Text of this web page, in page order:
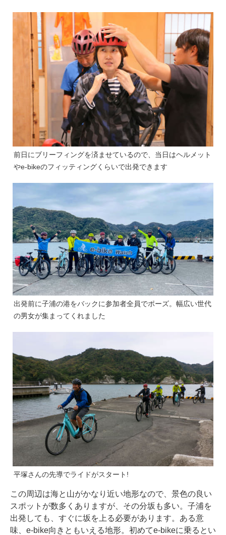
前日にブリーフィングを済ませているので、当日はヘルメット
やe-bikeのフィッティングくらいで出発できます
出発前に子浦の港をバックに参加者全員でポーズ。幅広い世代
の男女が集まってくれました
平塚さんの先導でライドがスタート!
この周辺は海と山がかなり近い地形なので、景色の良い
スポットが数多くありますが、その分坂も多い。子浦を
出発しても、すぐに坂を上る必要があります。ある意
味、e-bike向きともいえる地形。初めてe-bikeに乗るとい